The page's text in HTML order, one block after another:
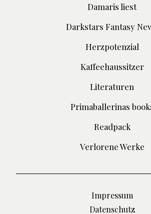
Damaris liest
Darkstars Fantasy
Herzpotenzial
Kaffeehaussitzer
Literaturen
Primaballerinas
Readpack
Verlorene Werke
Impressum
Datenschutz